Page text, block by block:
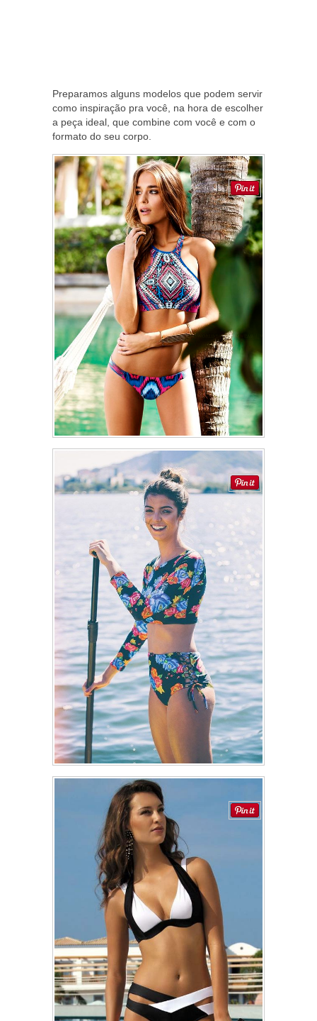
Preparamos alguns modelos que podem servir
como inspiração pra você, na hora de escolher
a peça ideal, que combine com você e com o
formato do seu corpo.